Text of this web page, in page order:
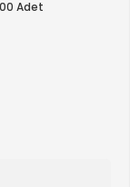
Adet